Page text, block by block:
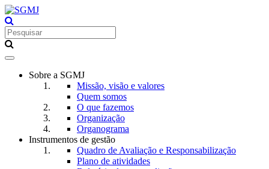
Toggle
navigationSobre a SGMJ
Missão, visão e valores
Quem somos
O que fazemos
Organização
Organograma
Instrumentos de gestão
Quadro de Avaliação e Responsabilização
Plano de atividades